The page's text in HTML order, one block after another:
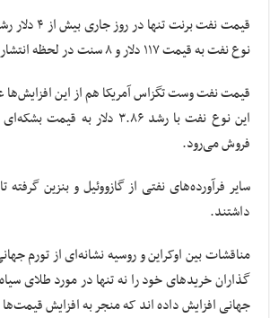
قیمت نفت
نوع نفت به قیمت ۱۱۷ دلار و ۸ سنت در لحظه انتشار خبر معامله می‌شود.
قیمت نفت وست تگزاس آمریکا هم از این افزایش‌ها
فروش می‌رود.
سایر فرآورده‌های نفتی از گازووئیل و بنزین
داشتند.
مناقشات بین اوکراین و روسیه نشانه‌ای از تورم
گذاران خرید‌های خود را نه تنها در مورد طلای
جهانی افزایش داده اند که منجر به افزایش